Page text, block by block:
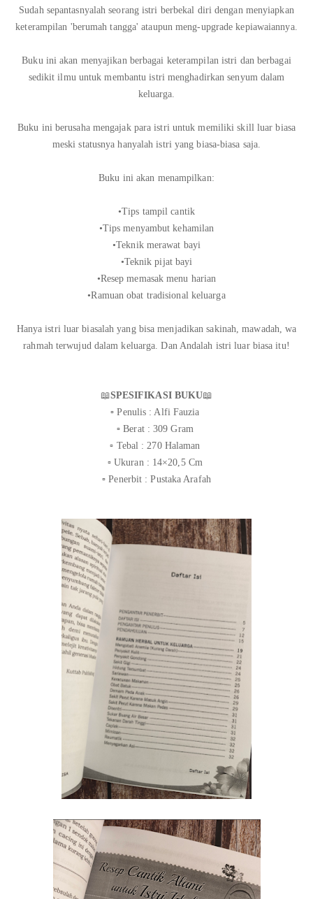
Sudah sepantasnyalah seorang istri berbekal diri dengan menyiapkan
keterampilan 'berumah tangga' ataupun meng-upgrade kepiawaiannya.
Buku ini akan menyajikan berbagai keterampilan istri dan berbagai
sedikit ilmu untuk membantu istri menghadirkan senyum dalam
keluarga.
Buku ini berusaha mengajak para istri untuk memiliki skill luar biasa
meski statusnya hanyalah istri yang biasa-biasa saja.
Buku ini akan menampilkan:
•Tips tampil cantik
•Tips menyambut kehamilan
•Teknik merawat bayi
•Teknik pijat bayi
•Resep memasak menu harian
•Ramuan obat tradisional keluarga
Hanya istri luar biasalah yang bisa menjadikan sakinah, mawadah, wa
rahmah terwujud dalam keluarga. Dan Andalah istri luar biasa itu!
📖SPESIFIKASI BUKU📖
▫️ Penulis : Alfi Fauzia
▫️ Berat : 309 Gram
▫️ Tebal : 270 Halaman
▫️ Ukuran : 14×20,5 Cm
▫️ Penerbit : Pustaka Arafah